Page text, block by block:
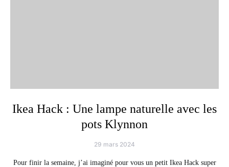
Ikea Hack : Une lampe naturelle avec les
pots Klynnon
29 mars 2024
Pour finir la semaine, j’ai imaginé pour vous un petit Ikea Hack super